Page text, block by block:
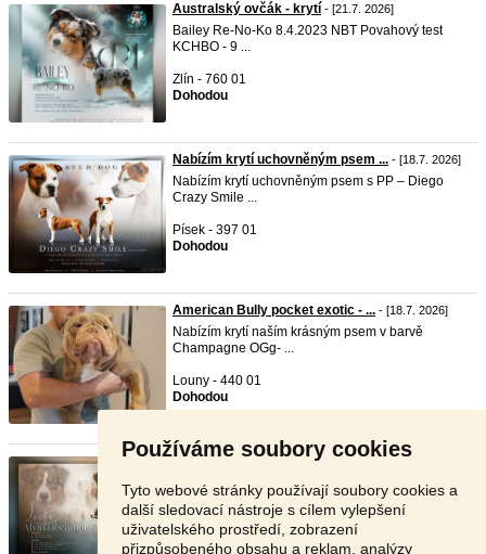
Používáme soubory cookies
Tyto webové stránky používají soubory cookies a
další sledovací nástroje s cílem vylepšení
uživatelského prostředí, zobrazení
přizpůsobeného obsahu a reklam, analýzy
Australský ovčák - krytí - [21.7. 2026]
Bailey Re-No-Ko 8.4.2023 NBT Povahový test
KCHBO - 9 ...
Zlín - 760 01
Dohodou
Nabízím krytí uchovněným psem ... - [18.7. 2026]
Nabízím krytí uchovněným psem s PP – Diego
Crazy Smile ...
Písek - 397 01
Dohodou
American Bully pocket exotic - ... - [18.7. 2026]
Nabízím krytí naším krásným psem v barvě
Champagne OGg- ...
Louny - 440 01
Dohodou
KRYTÍ CHOVNÝM PSEM - AUSTRALSK ...
Alvin Becamor (Lucky) * 14.04.2021 chovný pes
Nabízí ...
Havlíčkův Brod - 582 22